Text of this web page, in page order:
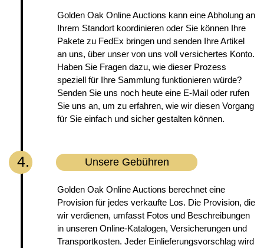
Golden Oak Online Auctions kann eine Abholung an
Ihrem Standort koordinieren oder Sie können Ihre
Pakete zu FedEx bringen und senden Ihre Artikel
an uns, über unser von uns voll versichertes Konto.
Haben Sie Fragen dazu, wie dieser Prozess
speziell für Ihre Sammlung funktionieren würde?
Senden Sie uns noch heute eine E-Mail oder rufen
Sie uns an, um zu erfahren, wie wir diesen Vorgang
für Sie einfach und sicher gestalten können.
4. Unsere Gebühren
Golden Oak Online Auctions berechnet eine
Provision für jedes verkaufte Los. Die Provision, die
wir verdienen, umfasst Fotos und Beschreibungen
in unseren Online-Katalogen, Versicherungen und
Transportkosten. Jeder Einlieferungsvorschlag wird